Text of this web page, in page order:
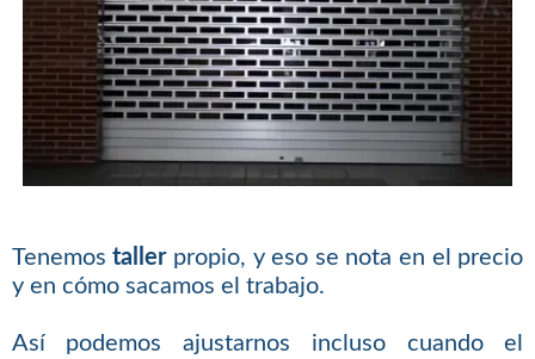
Tenemostallerpropio, y eso se nota en el precio
y en cómo sacamos el trabajo.
Así podemos ajustarnos incluso cuando el